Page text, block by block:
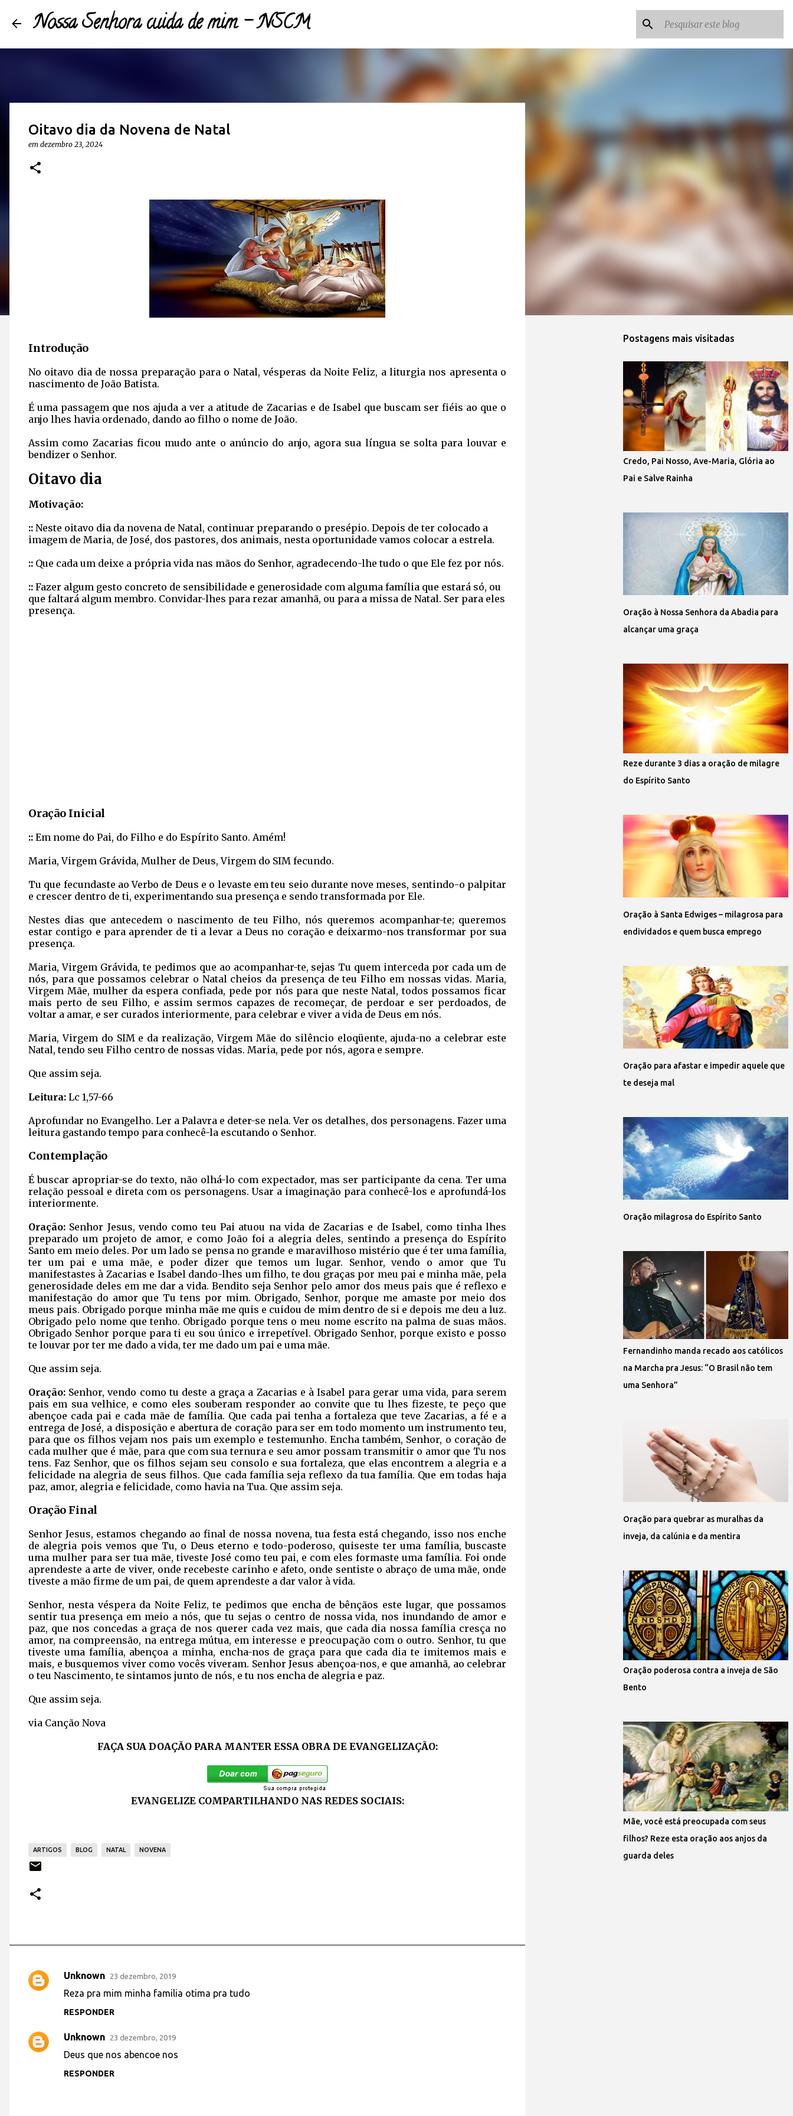
Nossa Senhora cuida de mim - NSCM
Oitavo dia da Novena de Natal
em dezembro 23, 2024
Introdução
No oitavo dia de nossa preparação para o Natal, vésperas da Noite Feliz, a liturgia nos apresenta o
nascimento de João Batista.
É uma passagem que nos ajuda a ver a atitude de Zacarias e de Isabel que buscam ser fiéis ao que o
anjo lhes havia ordenado, dando ao filho o nome de João.
Assim como Zacarias ficou mudo ante o anúncio do anjo, agora sua língua se solta para louvar e
bendizer o Senhor.
Oitavo dia
Motivação:
:: Neste oitavo dia da novena de Natal, continuar preparando o presépio. Depois de ter colocado a
imagem de Maria, de José, dos pastores, dos animais, nesta oportunidade vamos colocar a estrela.
:: Que cada um deixe a própria vida nas mãos do Senhor, agradecendo-lhe tudo o que Ele fez por nós.
:: Fazer algum gesto concreto de sensibilidade e generosidade com alguma família que estará só, ou
que faltará algum membro. Convidar-lhes para rezar amanhã, ou para a missa de Natal. Ser para eles
presença.
Oração Inicial
:: Em nome do Pai, do Filho e do Espírito Santo. Amém!
Maria, Virgem Grávida, Mulher de Deus, Virgem do SIM fecundo.
Tu que fecundaste ao Verbo de Deus e o levaste em teu seio durante nove meses, sentindo-o palpitar
e crescer dentro de ti, experimentando sua presença e sendo transformada por Ele.
Nestes dias que antecedem o nascimento de teu Filho, nós queremos acompanhar-te; queremos
estar contigo e para aprender de ti a levar a Deus no coração e deixarmo-nos transformar por sua
presença.
Maria, Virgem Grávida, te pedimos que ao acompanhar-te, sejas Tu quem interceda por cada um de
nós, para que possamos celebrar o Natal cheios da presença de teu Filho em nossas vidas. Maria,
Virgem Mãe, mulher da espera confiada, pede por nós para que neste Natal, todos possamos ficar
mais perto de seu Filho, e assim sermos capazes de recomeçar, de perdoar e ser perdoados, de
voltar a amar, e ser curados interiormente, para celebrar e viver a vida de Deus em nós.
Maria, Virgem do SIM e da realização, Virgem Mãe do silêncio eloqüente, ajuda-no a celebrar este
Natal, tendo seu Filho centro de nossas vidas. Maria, pede por nós, agora e sempre.
Que assim seja.
Leitura: Lc 1,57-66
Aprofundar no Evangelho. Ler a Palavra e deter-se nela. Ver os detalhes, dos personagens. Fazer uma
leitura gastando tempo para conhecê-la escutando o Senhor.
Contemplação
É buscar apropriar-se do texto, não olhá-lo com expectador, mas ser participante da cena. Ter uma
relação pessoal e direta com os personagens. Usar a imaginação para conhecê-los e aprofundá-los
interiormente.
Oração: Senhor Jesus, vendo como teu Pai atuou na vida de Zacarias e de Isabel, como tinha lhes
preparado um projeto de amor, e como João foi a alegria deles, sentindo a presença do Espírito
Santo em meio deles. Por um lado se pensa no grande e maravilhoso mistério que é ter uma família,
ter um pai e uma mãe, e poder dizer que temos um lugar. Senhor, vendo o amor que Tu
manifestastes à Zacarias e Isabel dando-lhes um filho, te dou graças por meu pai e minha mãe, pela
generosidade deles em me dar a vida. Bendito seja Senhor pelo amor dos meus pais que é reflexo e
manifestação do amor que Tu tens por mim. Obrigado, Senhor, porque me amaste por meio dos
meus pais. Obrigado porque minha mãe me quis e cuidou de mim dentro de si e depois me deu a luz.
Obrigado pelo nome que tenho. Obrigado porque tens o meu nome escrito na palma de suas mãos.
Obrigado Senhor porque para ti eu sou único e irrepetível. Obrigado Senhor, porque existo e posso
te louvar por ter me dado a vida, ter me dado um pai e uma mãe.
Que assim seja.
Oração: Senhor, vendo como tu deste a graça a Zacarias e à Isabel para gerar uma vida, para serem
pais em sua velhice, e como eles souberam responder ao convite que tu lhes fizeste, te peço que
abençoe cada pai e cada mãe de família. Que cada pai tenha a fortaleza que teve Zacarias, a fé e a
entrega de José, a disposição e abertura de coração para ser em todo momento um instrumento teu,
para que os filhos vejam nos pais um exemplo e testemunho. Encha também, Senhor, o coração de
cada mulher que é mãe, para que com sua ternura e seu amor possam transmitir o amor que Tu nos
tens. Faz Senhor, que os filhos sejam seu consolo e sua fortaleza, que elas encontrem a alegria e a
felicidade na alegria de seus filhos. Que cada família seja reflexo da tua família. Que em todas haja
paz, amor, alegria e felicidade, como havia na Tua. Que assim seja.
Oração Final
Senhor Jesus, estamos chegando ao final de nossa novena, tua festa está chegando, isso nos enche
de alegria pois vemos que Tu, o Deus eterno e todo-poderoso, quiseste ter uma família, buscaste
uma mulher para ser tua mãe, tiveste José como teu pai, e com eles formaste uma família. Foi onde
aprendeste a arte de viver, onde recebeste carinho e afeto, onde sentiste o abraço de uma mãe, onde
tiveste a mão firme de um pai, de quem aprendeste a dar valor à vida.
Senhor, nesta véspera da Noite Feliz, te pedimos que encha de bênçãos este lugar, que possamos
sentir tua presença em meio a nós, que tu sejas o centro de nossa vida, nos inundando de amor e
paz, que nos concedas a graça de nos querer cada vez mais, que cada dia nossa família cresça no
amor, na compreensão, na entrega mútua, em interesse e preocupação com o outro. Senhor, tu que
tiveste uma família, abençoa a minha, encha-nos de graça para que cada dia te imitemos mais e
mais, e busquemos viver como vocês viveram. Senhor Jesus abençoa-nos, e que amanhã, ao celebrar
o teu Nascimento, te sintamos junto de nós, e tu nos encha de alegria e paz.
Que assim seja.
via Canção Nova
FAÇA SUA DOAÇÃO PARA MANTER ESSA OBRA DE EVANGELIZAÇÃO:
EVANGELIZE COMPARTILHANDO NAS REDES SOCIAIS:
ARTIGOS BLOG NATAL NOVENA
C
e
n
Unknown 23 dezembro, 2019
Reza pra mim minha familia otima pra tudo
RESPONDER
Unknown 23 dezembro, 2019
Deus que nos abencoe nos
RESPONDER
Postagens mais visitadas
Credo, Pai Nosso, Ave-Maria, Glória ao
Pai e Salve Rainha
Oração à Nossa Senhora da Abadia para
alcançar uma graça
Reze durante 3 dias a oração de milagre
do Espírito Santo
Oração à Santa Edwiges – milagrosa para
endividados e quem busca emprego
Oração para afastar e impedir aquele que
te deseja mal
Oração milagrosa do Espírito Santo
Fernandinho manda recado aos católicos
na Marcha pra Jesus: “O Brasil não tem
uma Senhora”
Oração para quebrar as muralhas da
inveja, da calúnia e da mentira
Oração poderosa contra a inveja de São
Bento
Mãe, você está preocupada com seus
filhos? Reze esta oração aos anjos da
guarda deles